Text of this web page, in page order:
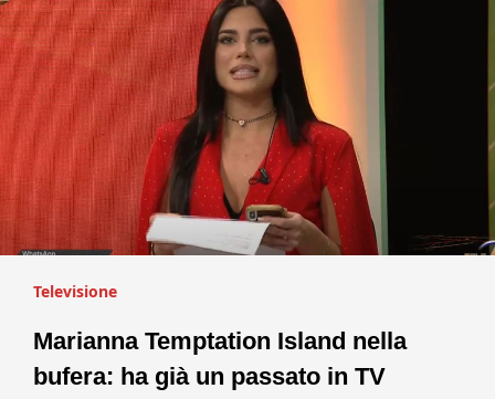
Televisione
Marianna Temptation Island nella
bufera: ha già un passato in TV